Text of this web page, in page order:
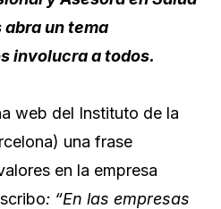
abra un tema
involucra a todos.
web del Instituto de la
una frase
en la empresa
: “En las empresas